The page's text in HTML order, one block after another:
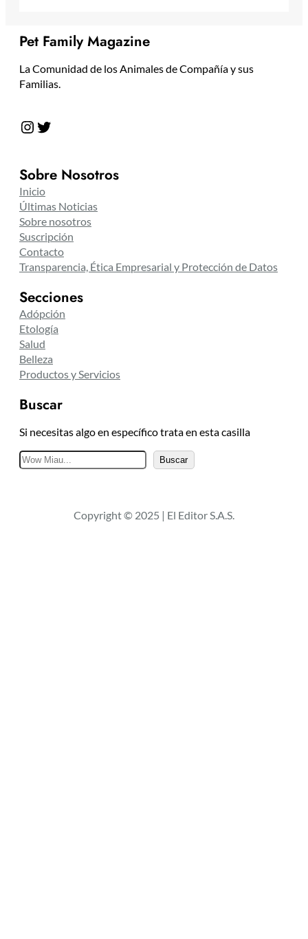
Pet Family Magazine
La Comunidad de los Animales de Compañía y sus
Familias.
Instagram Twitter
Sobre Nosotros
Inicio
Últimas Noticias
Sobre nosotros
Suscripción
Contacto
Transparencia, Ética Empresarial y Protección de Datos
Secciones
Adópción
Etología
Salud
Belleza
Productos y Servicios
Buscar
Si necesitas algo en específico trata en esta casilla
u
a
Buscar
Copyright © 2025 | El Editor S.A.S.